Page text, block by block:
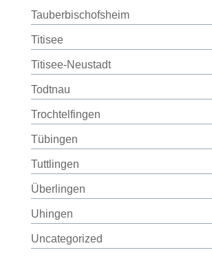
Tauberbischofsheim
Titisee
Titisee-Neustadt
Todtnau
Trochtelfingen
Tübingen
Tuttlingen
Überlingen
Uhingen
Uncategorized